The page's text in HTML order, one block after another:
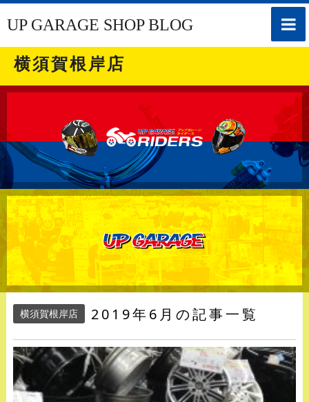
toggle
UP GARAGE SHOP BLOG
横須賀根岸店
横須賀根岸店 2019年6月の記事一覧